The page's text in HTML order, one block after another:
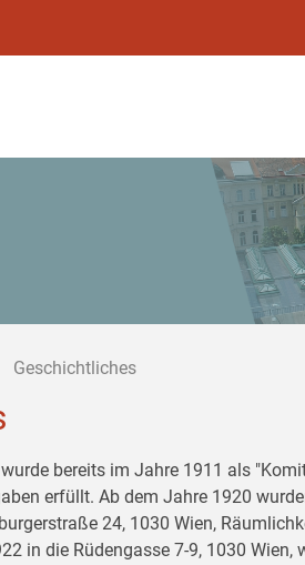
Geschichtliches
bereits im Jahre 1911 als
erfüllt. Ab dem Jahre 1920
24, 1030 Wien,
in die Rüdengasse 7-9, 1030